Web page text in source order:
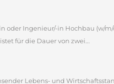
oder Ingenieur/-in Hochbau (w/
für die Dauer von zwei...
Lebens- und